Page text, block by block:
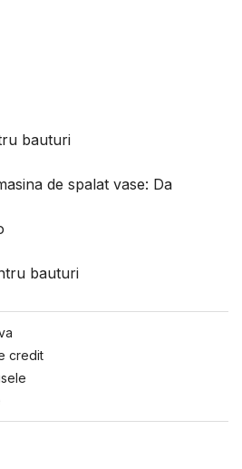
bauturi
de spalat vase: Da
bauturi
credit